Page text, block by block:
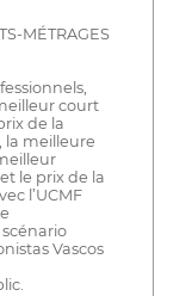
MÉTRAGES
court
de la
meilleure
le prix de la
l’UCMF
Vascos